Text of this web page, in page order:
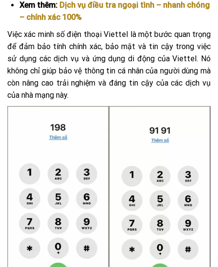
Xem thêm: Dịch vụ điều tra ngoại tình – nhanh chóng
– chính xác 100%
Việc xác minh số điện thoại Viettel là một bước quan trọng
để đảm bảo tính chính xác, bảo mật và tin cậy trong việc
sử dụng các dịch vụ và ứng dụng di động của Viettel. Nó
không chỉ giúp bảo vệ thông tin cá nhân của người dùng mà
còn nâng cao trải nghiệm và đáng tin cậy của các dịch vụ
của nhà mạng này.